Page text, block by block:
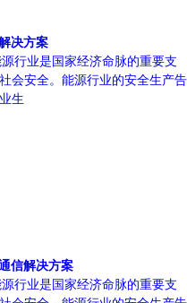
决方案
行业是国家经济命脉的重要支
会安全。能源行业的安全生产告
生
信解决方案
行业是国家经济命脉的重要支